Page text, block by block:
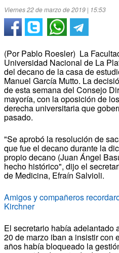
Viernes 22 de marzo de 2019 | 15:53
(Por Pablo Roesler) La
Universidad Nacional de La
del decano de la casa de
Manuel García Mutto. La
de esta semana del Consejo
mayoría, con la oposición de
derecha universitaria que
pasado.
"Se aprobó la resolución de
que fue el decano durante la
propio decano (Juan Ángel
hecho histórico", dijo el
de Medicina, Efraín Salvioli.
Amigos y compañeros
Kirchner
El secretario había adelantado
20 de marzo iban a insistir con
años había bloqueado la